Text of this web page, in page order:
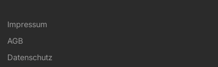
Impressum
AGB
Datenschutz